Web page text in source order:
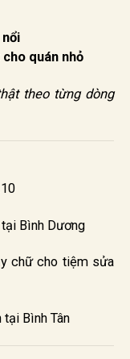
quán nhỏ
theo từng dòng
Bình Dương
chữ cho tiệm sửa
tại Bình Tân